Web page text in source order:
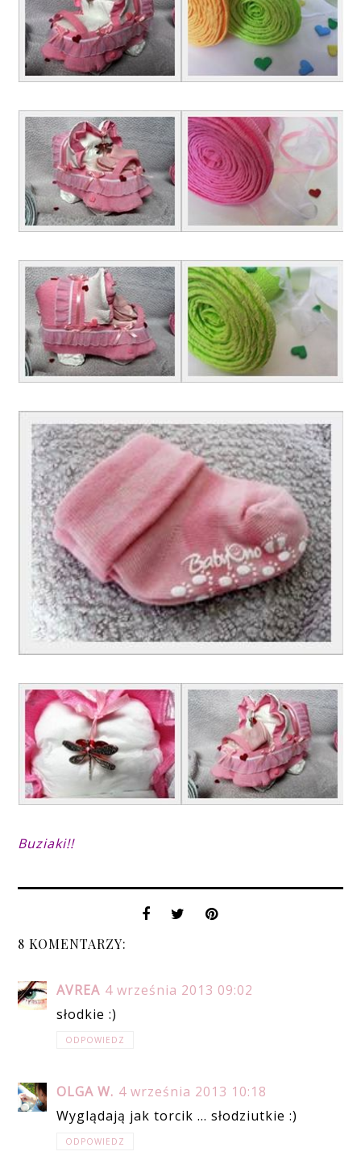
Buziaki!!
8 KOMENTARZY:
AVREA 4 września 2013 09:02
słodkie :)
ODPOWIEDZ
OLGA W. 4 września 2013 10:18
Wyglądają jak torcik ... słodziutkie :)
ODPOWIEDZ